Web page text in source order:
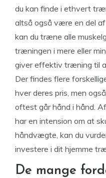
du kan finde i ethvert
altså også være en del
kan du træne alle
træningen i mere eller
giver effektiv træning til
Der findes flere
hver deres pris, men
oftest går hånd i hånd.
har en intension om at
håndvægte, kan du
investere i dit hjemme
De mange